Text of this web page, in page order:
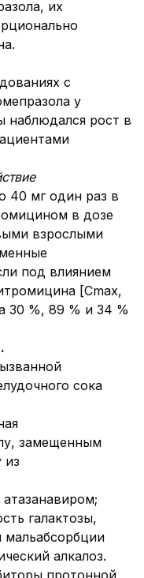
их
с
у
наблюдался рост в
40 мг один раз в
в дозе
взрослыми
под влиянием
[Cmax,
30 %, 89 % и 34 %
сока
замещенным
из
галактозы,
алкалоз.
протонной